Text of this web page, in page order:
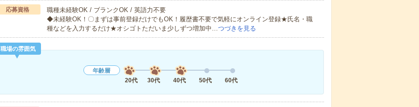
応募資格
職種未経験OK / ブランクOK / 英語力不要
◆未経験OK！〇まずは事前登録だけでもOK！履歴書不要で気軽にオンライン登録★氏名・職
種などを入力するだけ★オシゴトただいま少しずつ増加中…つづきを見る
職場の雰囲気
年齢層
20代
30代 40代 50代 60代